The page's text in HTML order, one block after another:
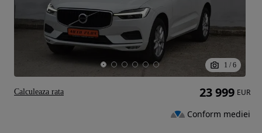
1 / 6
23 999 EUR
Conform mediei
Calculeaza rata